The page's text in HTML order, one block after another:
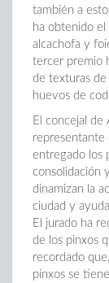
también a
ha obtenido
alcachofa y
tercer premio
de texturas de
huevos de
El concejal de
representante
entregado los
consolidación
dinamizan la
ciudad y
El jurado ha
de los pinxos
recordado
pinxos se